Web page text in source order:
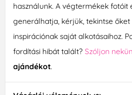
használunk. A végtermékek fotóit
generálhatja, kérjük, tekintse őket
inspirációnak saját alkotásaihoz.
fordítási hibát talált? Szóljon
ajándékot.